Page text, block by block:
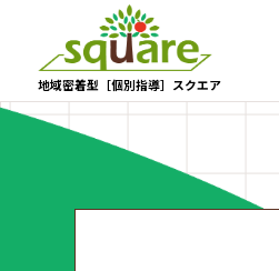
地域密着型［個別指導］スクエア